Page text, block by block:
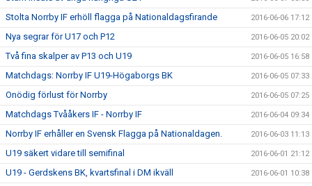
Stolta Norrby IF erhöll flagga på Nationaldagsfirande 2016-06-06 17:12
Nya segrar för U17 och P12 2016-06-05 20:02
Två fina skalper av P13 och U19 2016-06-05 16:58
Matchdags: Norrby IF U19-Högaborgs BK 2016-06-05 07:33
Onödig förlust för Norrby 2016-06-05 07:25
Matchdags Tvååkers IF - Norrby IF 2016-06-04 09:34
Norrby IF erhåller en Svensk Flagga på Nationaldagen. 2016-06-03 11:13
U19 säkert vidare till semifinal 2016-06-01 21:12
U19 - Gerdskens BK, kvartsfinal i DM ikväll 2016-06-01 10:38